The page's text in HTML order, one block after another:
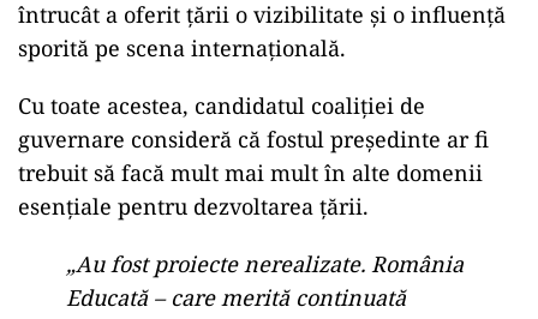
Printre iniţiativele pe care le consideră
Educată”, despre care a afirmat că merită să fie
continuat, chiar dacă poate necesita o
restructurare sau o abordare diferită.
potrivit lui Antonescu, a fost consolidarea
poziţiei internaţionale a României. Acest